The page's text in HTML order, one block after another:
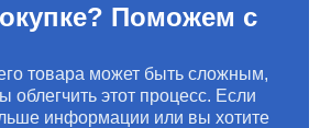
Поможем с
товара может быть сложным,
облегчить этот процесс. Если
информации или вы хотите